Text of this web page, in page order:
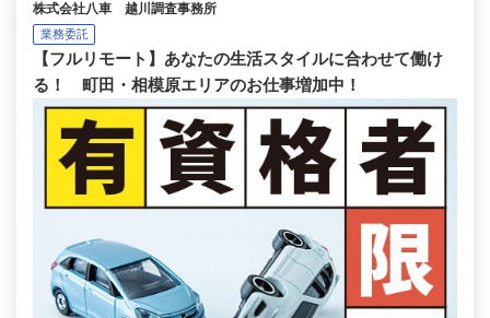
株式会社八車 越川調査事務所
業務委託
【フルリモート】あなたの生活スタイルに合わせて働け
る！ 町田・相模原エリアのお仕事増加中！